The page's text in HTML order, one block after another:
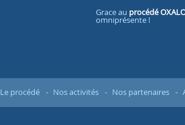
Grace au procédé
omniprésente !
Le procédé Nos activités Nos partenaires